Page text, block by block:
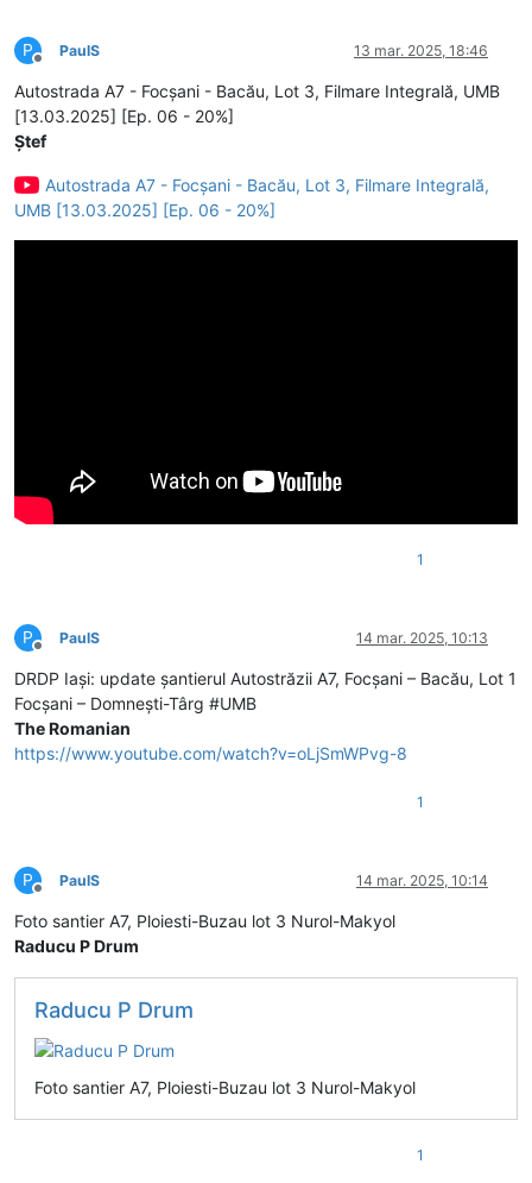
P
Deconectat
PaulS 13 mar. 2025, 18:46
Autostrada A7 - Focșani - Bacău, Lot 3, Filmare Integrală, UMB
[13.03.2025] [Ep. 06 - 20%]
Ștef
Autostrada A7 - Focșani - Bacău, Lot 3, Filmare Integrală,
UMB [13.03.2025] [Ep. 06 - 20%]
1
P
Deconectat
PaulS 14 mar. 2025, 10:13
DRDP Iași: update șantierul Autostrăzii A7, Focșani – Bacău, Lot 1
Focșani – Domnești-Târg #UMB
The Romanian
https://www.youtube.com/watch?v=oLjSmWPvg-8
1
P
Deconectat
PaulS 14 mar. 2025, 10:14
Foto santier A7, Ploiesti-Buzau lot 3 Nurol-Makyol
Raducu P Drum
Raducu P Drum
Foto santier A7, Ploiesti-Buzau lot 3 Nurol-Makyol
1